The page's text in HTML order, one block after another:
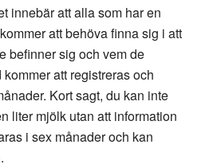
innebär att alla som har en
att behöva finna sig i att
befinner sig och vem de
att registreras och
Kort sagt, du kan inte
liter mjölk utan att information
i sex månader och kan